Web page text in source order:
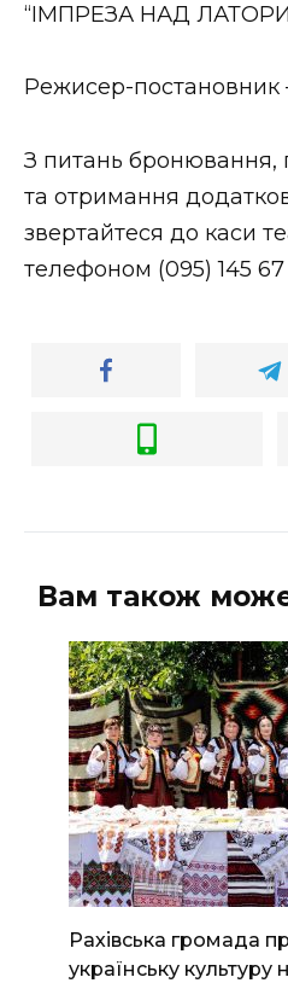
“ІМПРЕЗА НАД
Режисер-постановник
З питань бронювання,
та отримання
звертайтеся до каси
телефоном (095) 145
Вам також
Рахівська громада
українську культуру